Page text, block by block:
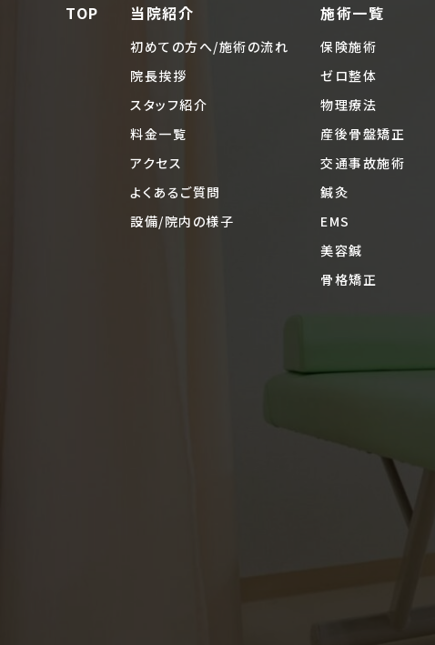
TOP 当院紹介
初めての方へ/施術の流れ
院長挨拶
スタッフ紹介
料金一覧
アクセス
よくあるご質問
設備/院内の様子
施術一覧
保険施術
ゼロ整体
物理療法
産後骨盤矯正
交通事故施術
鍼灸
EMS
美容鍼
骨格矯正